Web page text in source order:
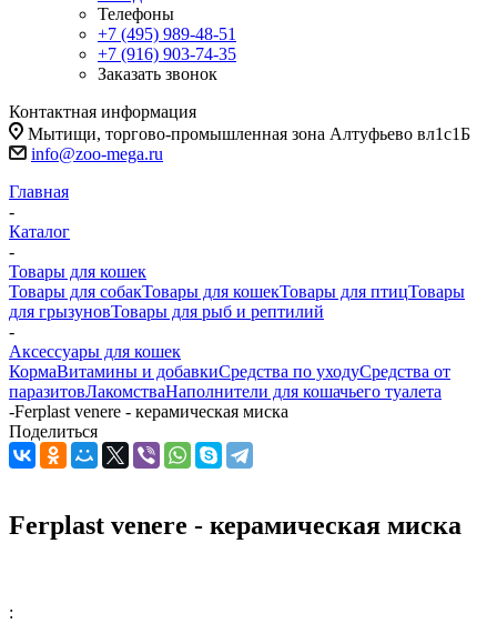
Телефоны
+7 (495) 989-48-51
+7 (916) 903-74-35
Заказать звонок
Контактная информация
Мытищи, торгово-промышленная зона Алтуфьево вл1с1Б
info@zoo-mega.ru
Главная
-
Каталог
-
Товары для кошек
Товары для собакТовары для кошекТовары для птицТовары
для грызуновТовары для рыб и рептилий
-
Аксессуары для кошек
КормаВитамины и добавкиСредства по уходуСредства от
паразитовЛакомстваНаполнители для кошачьего туалета
-Ferplast venere - керамическая миска
Поделиться
Ferplast venere - керамическая миска
: